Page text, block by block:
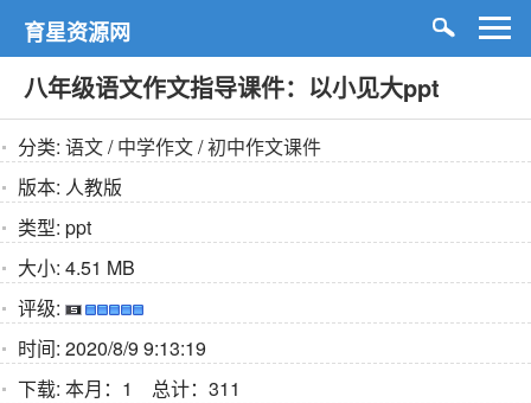
育星资源网
八年级语文作文指导课件：以小见大ppt
分类: 语文/中学作文/初中作文课件
版本: 人教版
类型: ppt
大小: 4.51 MB
评级:
时间: 2020/8/9 9:13:19
下载: 本月：1 总计：311